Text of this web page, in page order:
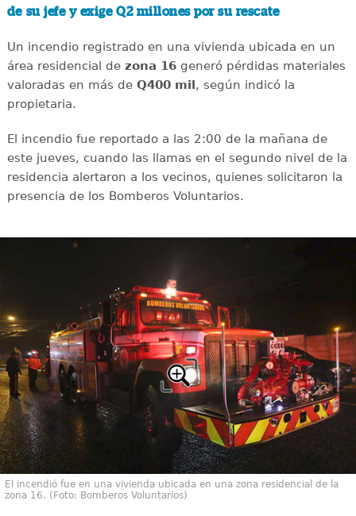
de su jefe y exige Q2 millones por su rescate
Un incendio registrado en una vivienda ubicada en un
área residencial de zona 16generó pérdidas materiales
valoradas en más de Q400 mil, según indicó la
propietaria.
El incendio fue reportado a las 2:00 de la mañana de
este jueves, cuando las llamas en el segundo nivel de la
residencia alertaron a los vecinos, quienes solicitaron la
presencia de los Bomberos Voluntarios.
El incendió fue en una vivienda ubicada en una zona residencial de la
zona 16. (Foto: Bomberos Voluntarios)